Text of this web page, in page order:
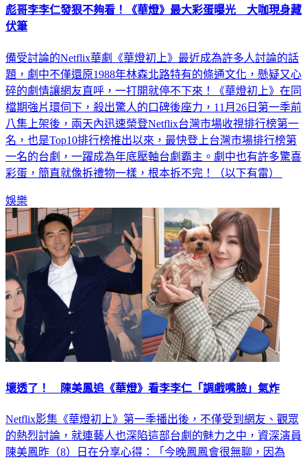
彪哥李李仁發狠不夠看！《華燈》最大彩蛋曝光 大咖現身藏
伏筆
備受討論的Netflix華劇《華燈初上》最近成為許多人討論的話
題，劇中不僅還原1988年林森北路特有的條通文化，懸疑又心
碎的劇情讓網友直呼，一打開就停不下來！《華燈初上》在同
檔期強片環伺下，殺出驚人的口碑後座力，11月26日第一季前
八集上架後，兩天內迅速榮登Netflix台灣市場收視排行榜第一
名，也是Top10排行榜推出以來，最快登上台灣市場排行榜第
一名的台劇，一躍成為年底壓軸台劇霸主。劇中也有許多驚喜
彩蛋，簡直就像拆禮物一樣，根本拆不完！（以下有雷）
娛樂
壞透了！ 陳美鳳追《華燈》看李李仁「調戲嘴臉」氣炸
Netflix影集《華燈初上》第一季播出後，不僅受到網友、觀眾
的熱烈討論，就連藝人也深陷這部台劇的魅力之中，資深演員
陳美鳳昨（8）日在分享心得：「今晚鳳鳳會很無聊，因為